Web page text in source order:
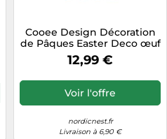
Cooee Design Décoration
de Pâques Easter Deco œuf
Lot de 4 White
12,99 €
Voir l'offre
nordicnest.fr
Livraison à 6,90 €